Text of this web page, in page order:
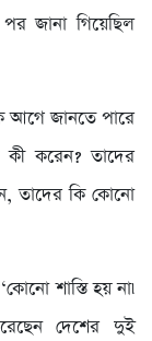
জানা গিয়েছিল
আগে জানতে পারে
কী করেন? তাদের
তাদের কি কোনো
শাস্তি হয় না৷
দেশের দুই